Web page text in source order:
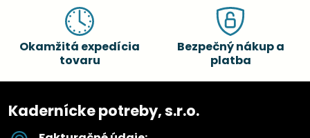
Okamžitá expedícia
tovaru
Bezpečný nákup a
platba
Kadernícke potreby, s.r.o.